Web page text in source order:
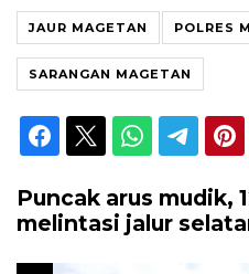
JAUR MAGETAN POLRES
SARANGAN MAGETAN
Puncak arus mudik,
melintasi jalur